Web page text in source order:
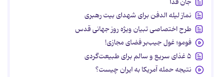
نماز لیله الدفن برای شهدای بیت رهبری
طرح اختصاصی تبیان ویژه روز جهانی قدس
فومو؛ غول جیب‌بر فضای مجازی!
۵ غذای سریع و سالم برای طبیعت‌گردی
نتیجه حمله آمریکا به ایران چیست؟